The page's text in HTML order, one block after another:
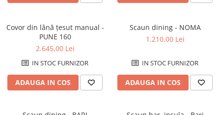
Ceasuri
Oglinzi
Rame foto
Textile pentru casa
Home Office
Covor din lână țesut manual -
PUNE 160
2.645,00 Lei
IN STOC FURNIZOR
ADAUGA IN COS
Scaun dining - NOMA
1.210,00 Lei
IN STOC FURNIZOR
ADAUGA IN COS